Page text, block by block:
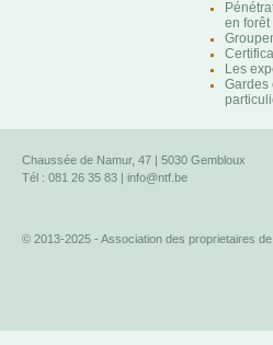
en forêt
Les
Gardes
Chaussée de Namur, 47 | 5030 Gembloux
Tél : 081 26 35 83 | info@ntf.be
© 2013-2025 - Association des proprietaires